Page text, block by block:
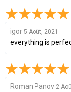
igor 5 Août, 2021
everything is
Roman Panov 2